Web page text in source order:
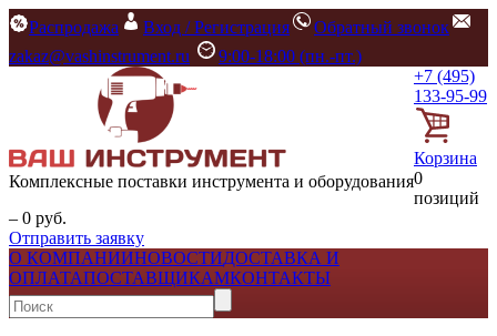
Распродажа Вход / Регистрация
Обратный звонок
zakaz@vashinstrument.ru
9:00-18:00 (пн.-пт.)
Комплексные поставки инструмента и оборудования
+7 (495)
133-95-99
Корзина
0
позиций
– 0 руб.
Отправить заявку
О КОМПАНИИНОВОСТИДОСТАВКА И
ОПЛАТАПОСТАВЩИКАМКОНТАКТЫ